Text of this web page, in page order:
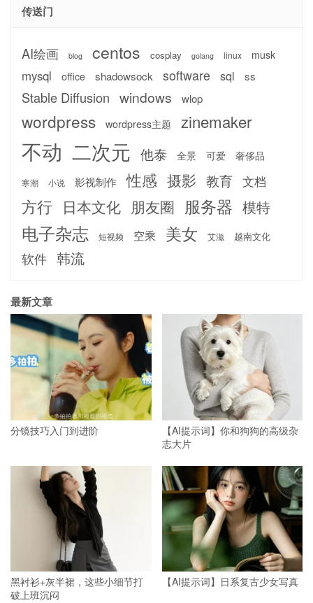
传送门
AI绘画 blog centos cosplay golang linux musk
mysql office shadowsock software sql ss
Stable Diffusion windows wlop
wordpress wordpress主题 zinemaker
不动 二次元 他泰 全景 可爱 奢侈品
寒潮 小说 影视制作 性感 摄影 教育 文档
方行 日本文化 朋友圈 服务器 模特
电子杂志 短视频 空乘 美女 艾滋 越南文化
软件 韩流
最新文章
分镜技巧入门到进阶
【AI提示词】你和狗狗的高级杂
志大片
黑衬衫+灰半裙，这些小细节打
破上班沉闷
【AI提示词】日系复古少女写真